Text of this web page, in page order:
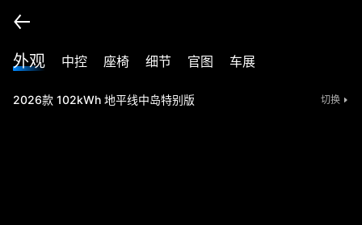
外观 中控 座椅 细节 官图 车展
2026款 102kWh 地平线中岛特别版 切换